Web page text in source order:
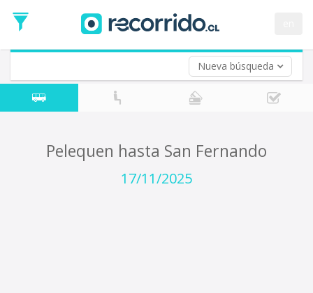
Nueva búsqueda
de
Ida
Vuelta (opcional)
Fecha
de
Pelequen hasta San Fernando
17/11/2025